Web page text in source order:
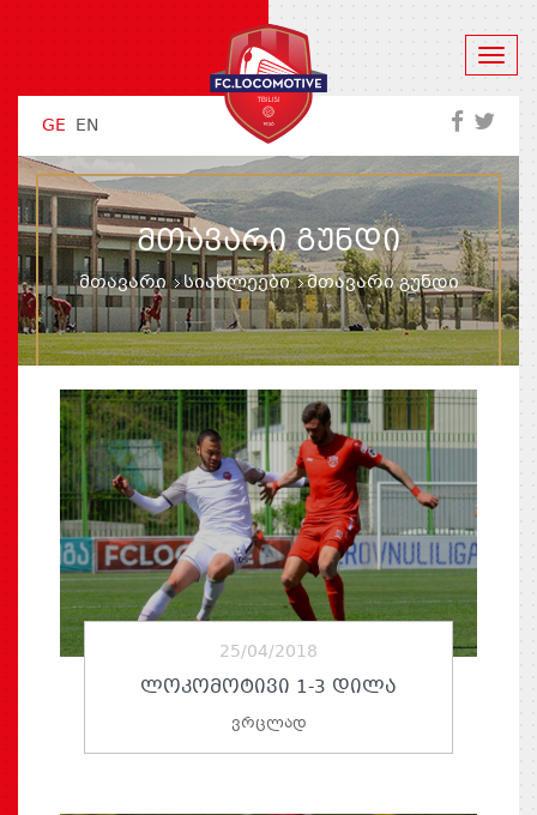
GE EN
ᲛᲗᲐᲕᲐᲠᲘ ᲒᲣᲜᲓᲘ
მთავარი სიახლეები მთავარი გუნდი
25/04/2018
ᲚᲝᲙᲝᲛᲝᲢᲘᲕᲘ 1-3 ᲓᲘᲚᲐ
ვრცლად